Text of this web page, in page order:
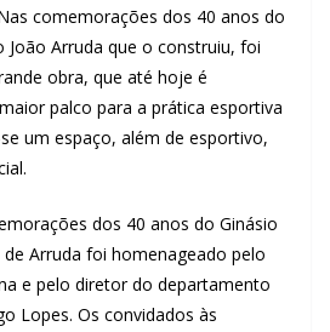
comemorações dos 40 anos do
Arruda que o construiu, foi
obra, que até hoje é
palco para a prática esportiva
um espaço, além de esportivo,
dos 40 anos do Ginásio
Arruda foi homenageado pelo
e pelo diretor do departamento
Lopes. Os convidados às